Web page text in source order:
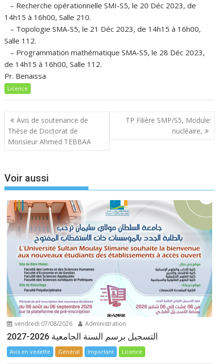
– Recherche opérationnelle SMI-S5, le 20 Déc 2023, de
14h15 à 16h00, Salle 210.
– Topologie SMA-S5, le 21 Déc 2023, de 14h15 à 16h00,
Salle 112.
– Programmation mathématique SMA-S5, le 28 Déc 2023,
de 14h15 à 16h00, Salle 112.
Pr. Benaissa
Licence
Navigation
de
l’article
Avis de soutenance de
Thèse de Doctorat de
Monsieur Ahmed TEBBAA
TP Filière SMP/S5, Module:
nucléaire,
Voir aussi
vendredi 07/08/2026 Administration
التسجيل برسم السنة الجامعية 2026-2027
Avis en vedette Général Important Licence